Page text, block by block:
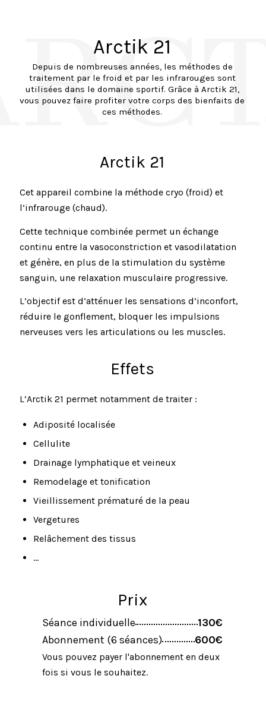
Arctik 21
Depuis de nombreuses années, les méthodes de
traitement par le froid et par les infrarouges sont
utilisées dans le domaine sportif. Grâce à Arctik 21,
vous pouvez faire profiter votre corps des bienfaits de
ces méthodes.
Arctik 21
Cet appareil combine la méthode cryo (froid) et
l’infrarouge (chaud).
Cette technique combinée permet un échange
continu entre la vasoconstriction et vasodilatation
et génère, en plus de la stimulation du système
sanguin, une relaxation musculaire progressive.
L’objectif est d’atténuer les sensations d’inconfort,
réduire le gonflement, bloquer les impulsions
nerveuses vers les articulations ou les muscles.
Effets
L’Arctik 21 permet notamment de traiter :
Adiposité localisée
Cellulite
Drainage lymphatique et veineux
Remodelage et tonification
Vieillissement prématuré de la peau
Vergetures
Relâchement des tissus
…
Prix
Séance individuelle
130€
Abonnement (6 séances)
600€
Vous pouvez payer l'abonnement en deux
fois si vous le souhaitez.